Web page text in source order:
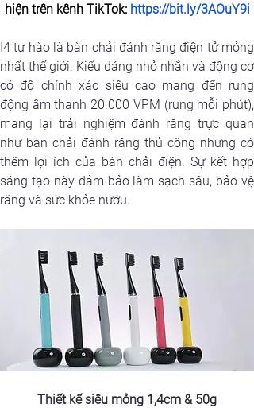
hiện trên kênh TikTok: https://bit.ly/3AOuY9i
I4 tự hào là bàn chải đánh răng điện tử mỏng
nhất thế giới. Kiểu dáng nhỏ nhắn và động cơ
có độ chính xác siêu cao mang đến rung
động âm thanh 20.000 VPM (rung mỗi phút),
mang lại trải nghiệm đánh răng trực quan
như bàn chải đánh răng thủ công nhưng có
thêm lợi ích của bàn chải điện. Sự kết hợp
sáng tạo này đảm bảo làm sạch sâu, bảo vệ
răng và sức khỏe nướu.
Thiết kế siêu mỏng 1,4cm & 50g